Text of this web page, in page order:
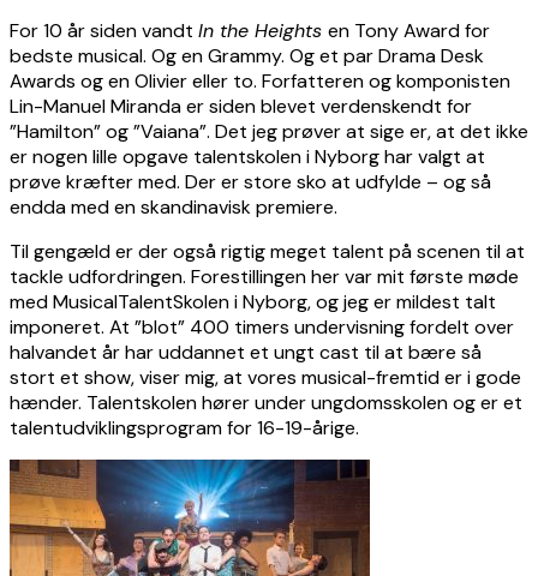
For 10 år siden vandt In the Heights en Tony Award for
bedste musical. Og en Grammy. Og et par Drama Desk
Awards og en Olivier eller to. Forfatteren og komponisten
Lin-Manuel Miranda er siden blevet verdenskendt for
”Hamilton” og ”Vaiana”. Det jeg prøver at sige er, at det ikke
er nogen lille opgave talentskolen i Nyborg har valgt at
prøve kræfter med. Der er store sko at udfylde – og så
endda med en skandinavisk premiere.
Til gengæld er der også rigtig meget talent på scenen til at
tackle udfordringen. Forestillingen her var mit første møde
med MusicalTalentSkolen i Nyborg, og jeg er mildest talt
imponeret. At ”blot” 400 timers undervisning fordelt over
halvandet år har uddannet et ungt cast til at bære så
stort et show, viser mig, at vores musical-fremtid er i gode
hænder. Talentskolen hører under ungdomsskolen og er et
talentudviklingsprogram for 16-19-årige.